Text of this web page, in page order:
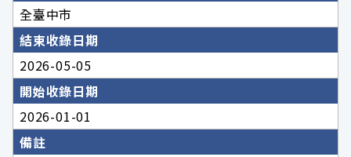
全臺中市
結束收錄日期
2026-05-05
開始收錄日期
2026-01-01
備註